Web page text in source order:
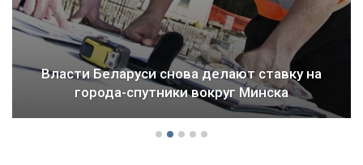
Власти Беларуси снова делают ставку на
города-спутники вокруг Минска